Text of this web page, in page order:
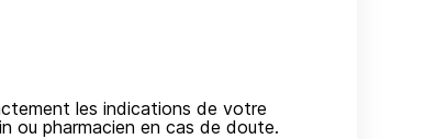
les indications de votre
ou pharmacien en cas de doute.